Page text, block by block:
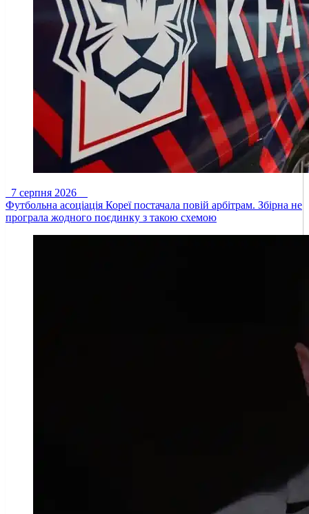
7 серпня 2026
Футбольна асоціація Кореї постачала повій арбітрам. Збірна не
програла жодного поєдинку з такою схемою